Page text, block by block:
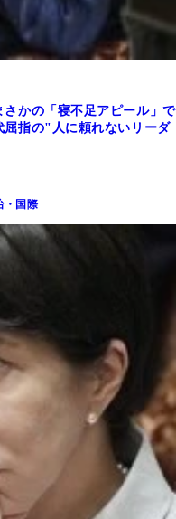
かの「寝不足アピール」で
指の"人に頼れないリーダ
・国際